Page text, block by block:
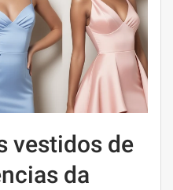
vestidos de
da